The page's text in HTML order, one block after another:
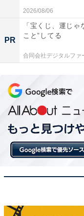
2026/08/06
PR
「宝くじ、運じ
こと”してる
合同会社デジタルファ